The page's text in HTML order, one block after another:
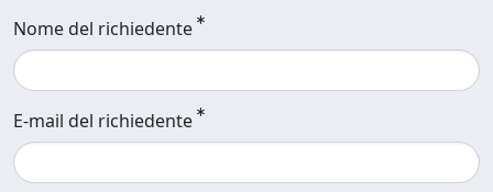
Nome del richiedente
E-mail del richiedente